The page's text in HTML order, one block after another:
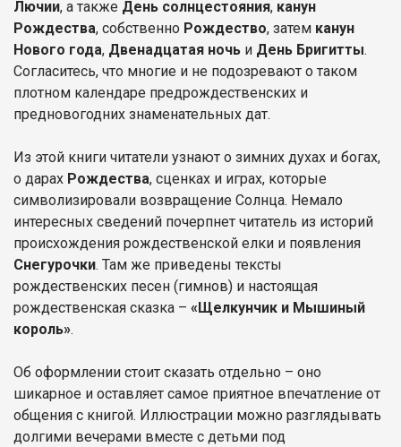
Лючии, а также День солнцестояния, канун
Рождества, собственно Рождество, затем канун
Нового года, Двенадцатая ночь и День Бригитты.
Согласитесь, что многие и не подозревают о таком
плотном календаре предрождественских и
предновогодних знаменательных дат.
Из этой книги читатели узнают о зимних духах и богах,
о дарах Рождества, сценках и играх, которые
символизировали возвращение Солнца. Немало
интересных сведений почерпнет читатель из историй
происхождения рождественской елки и появления
Снегурочки. Там же приведены тексты
рождественских песен (гимнов) и настоящая
рождественская сказка – «Щелкунчик и Мышиный
король».
Об оформлении стоит сказать отдельно – оно
шикарное и оставляет самое приятное впечатление от
общения с книгой. Иллюстрации можно разглядывать
долгими вечерами вместе с детьми под